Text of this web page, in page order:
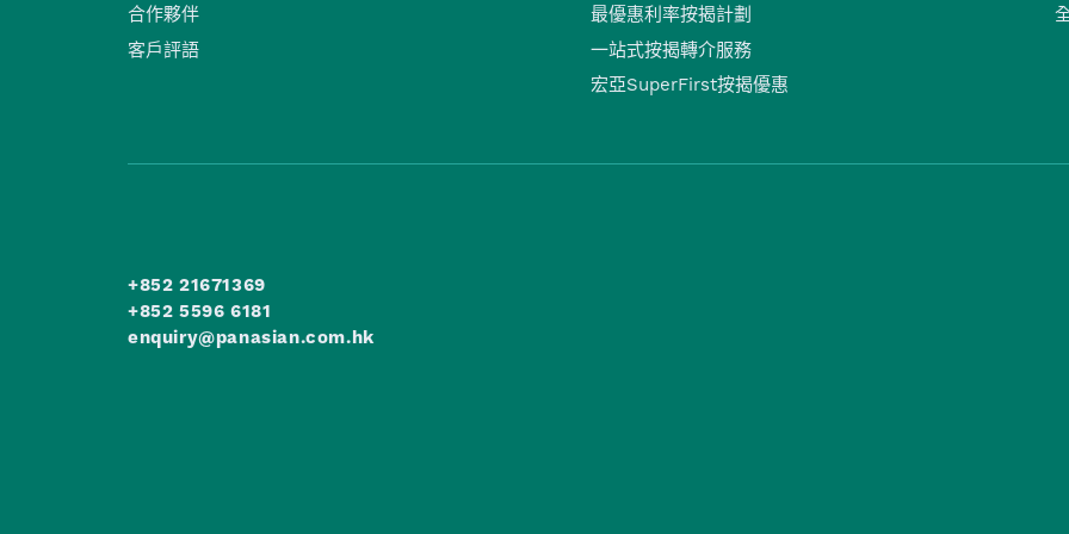
合作夥伴
客戶評語
最優惠利率按揭計劃
一站式按揭轉介服務
宏亞SuperFirst按揭優惠
+852 21671369
+852 5596 6181
enquiry@panasian.com.hk